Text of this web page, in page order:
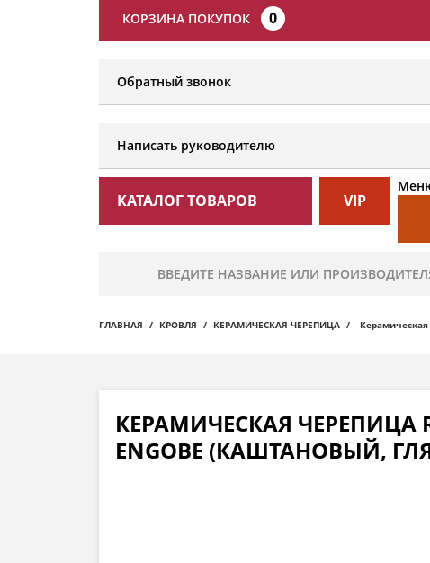
КОРЗИНА ПОКУПОК 0
Обратный звонок
Написать руководителю
КАТАЛОГ ТОВАРОВ VIP
ГЛАВНАЯ КРОВЛЯ КЕРАМИЧЕСКАЯ ЧЕРЕПИЦА
КЕРАМИЧЕСКАЯ ЧЕРЕПИЦА
ENGOBE (КАШТАНОВЫЙ,